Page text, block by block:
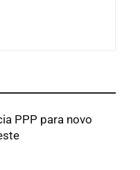
PPP para novo